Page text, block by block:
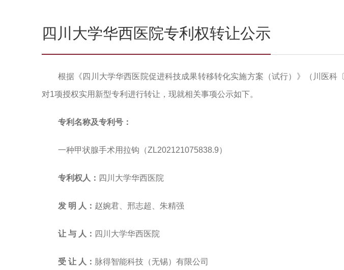
四川大学华西医院专利权转让公示
根据《四川大学华西医院促进科技成果转移转化实施方案（试行）》（川医科
对1项授权实用新型专利进行转让，现就相关事项公示如下。
专利名称及专利号：
一种甲状腺手术用拉钩（ZL202121075838.9）
专利权人： 四川大学华西医院
发 明 人： 赵婉君、邢志超、朱精强
让 与 人： 四川大学华西医院
受 让 人： 脉得智能科技（无锡）有限公司